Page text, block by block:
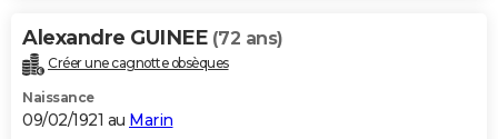
Alexandre GUINEE (72 ans)
Créer une cagnotte obsèques
Naissance
09/02/1921 au Marin